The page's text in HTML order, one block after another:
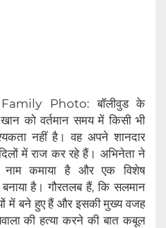
Photo: बॉलीवुड के
को वर्तमान समय में किसी भी
नहीं है। वह अपने शानदार
में राज कर रहे हैं। अभिनेता ने
कमाया है और एक विशेष
बनाया है। गौरतलब हैं, कि सलमान
में बने हुए हैं और इसकी मुख्य वजह
की हत्या करने की बात कबूल